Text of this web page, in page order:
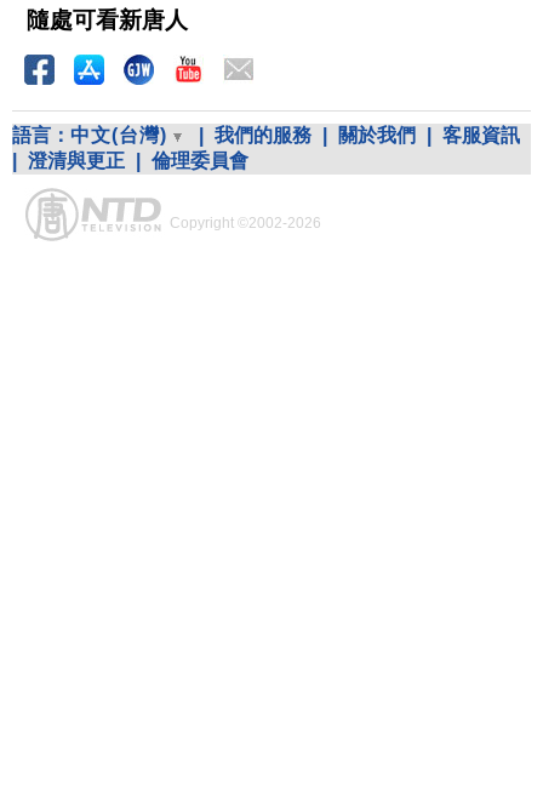
隨處可看新唐人
語言： 中文(台灣) 我們的服務 關於我們
客服資訊
澄清與更正 倫理委員會
Copyright ©2002-2026